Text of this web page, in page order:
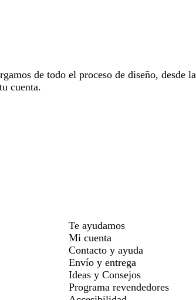
de todo el proceso de diseño, desde la
cuenta.
Te ayudamos
Mi cuenta
Contacto y ayuda
Envío y entrega
Ideas y Consejos
Programa revendedores